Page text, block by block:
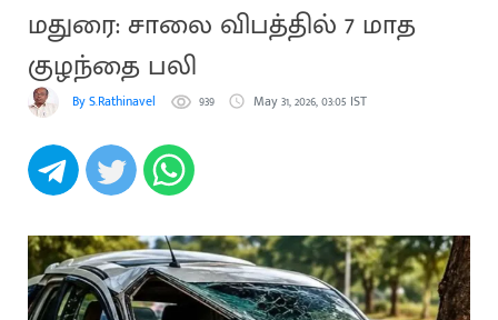
மதுரை: சாலை விபத்தில் 7 மாத
குழந்தை பலி
By S.Rathinavel 939 May 31, 2026, 03:05 IST